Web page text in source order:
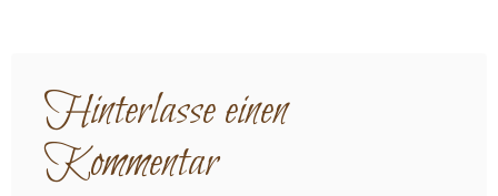
Hinterlasse einen
Kommentar